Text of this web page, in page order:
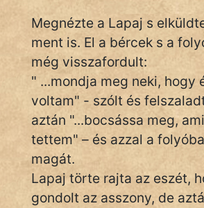
Megnézte a Lapaj s
ment is. El a bércek s a
még visszafordult:
" ...mondja meg neki, hogy
voltam" - szólt és
aztán "...bocsássa meg,
tettem" – és azzal a
magát.
Lapaj törte rajta az eszét,
gondolt az asszony, de